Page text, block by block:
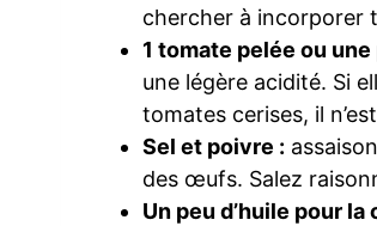
chercher à incorporer
1 tomate pelée ou
une légère acidité. Si
tomates cerises, il
Sel et poivre :
des œufs. Salez
Un peu d’huile pour